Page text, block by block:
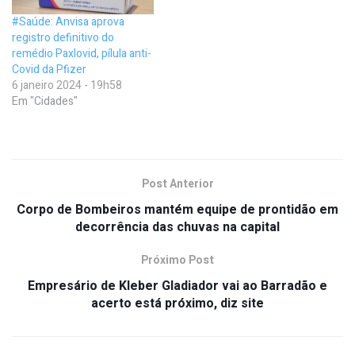
#Saúde: Anvisa aprova
registro definitivo do
remédio Paxlovid, pílula anti-
Covid da Pfizer
6 janeiro 2024 - 19h58
Em "Cidades"
Post Anterior
Corpo de Bombeiros mantém equipe de prontidão em
decorrência das chuvas na capital
Próximo Post
Empresário de Kleber Gladiador vai ao Barradão e
acerto está próximo, diz site